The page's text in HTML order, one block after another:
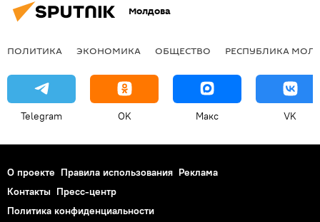
Молдова
ПОЛИТИКА ЭКОНОМИКА ОБЩЕСТВО РЕСПУБЛИКА
Telegram OK Макс VK
О проекте Правила использования Реклама
Контакты Пресс-центр
Политика конфиденциальности